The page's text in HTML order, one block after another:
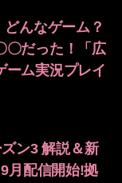
んなゲーム？
〇だった！「広
ーム実況プレイ
ン3 解説＆新
月配信開始!拠